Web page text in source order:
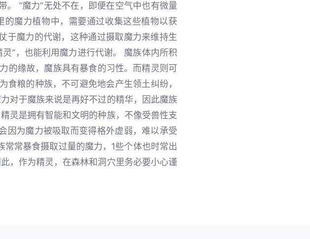
。 “魔力”无处不在，即便在空气中也有微量
的魔力植物中，需要通过收集这些植物以获
于魔力的代谢，这种通过摄取魔力来维持生
”，也能利用魔力进行代谢。 魔族体内所积
的缘故，魔族具有暴食的习性。而精灵则可
粮的种族，不可避免地会产生领土纠纷，
对于魔族来说是再好不过的精华，因此魔族
灵是拥有智能和文明的种族，不像受兽性支
因为魔力被吸取而变得格外虚弱，难以承受
常暴食摄取过量的魔力，1些个体也时常出
，作为精灵，在森林和洞穴里务必要小心谨